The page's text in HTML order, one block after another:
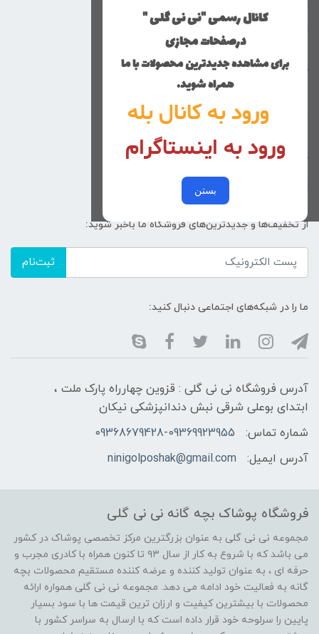
کانال رسمی "نی نی گلی "
درصفحات مجازی
برای مشاهده جدیدترین محصولات با ما
همراه شوید.
ورود به کانال بله
ورود به اینستاگرام
بستن
خانه
کوچولوهای نی نی گلی
تماس با ما
کد پیگیری سفارشات
خرید عمده
از تخفیف‌ها و جدیدترین‌های فروشگاه ما باخبر شوید:
ثبت‌نام
ما را در شبکه‌های اجتماعی دنبال کنید:
آدرس فروشگاه نی نی گلی : قزوین چهارراه پارک ملت ،
ابتدای بوعلی شرقی نبش دندانپزشکی نیکان
شماره تماس:
09368679428-09369923955
آدرس ایمیل:
ninigolposhak@gmail.com
فروشگاه پوشاک بچه گانه نی نی گلی
مجموعه نی نی گلی به عنوان بزرگترین مرکز تخصصی پوشاک در کشور
می باشد که با شروع به کار از سال ۹۳ تا کنون همراه با کادری مجرب و
حرفه ای ، به عنوان تولید کننده و عرضه کننده مستقیم محصولات بچه
گانه به فعالیت خود ادامه می دهد. مجموعه نی نی گلی همواره ارائه
محصولات با بیشترین کیفیت و ارزان ترین قیمت ها با سود بسیار
پایین را سرلوحه خود قرار داده است که با ارسال به سراسر کشور با